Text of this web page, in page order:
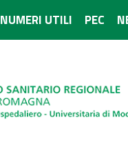
NUMERI UTILI PEC